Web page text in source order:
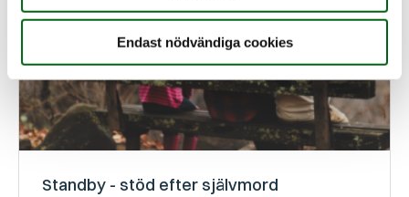
Endast nödvändiga cookies
Standby - stöd efter självmord